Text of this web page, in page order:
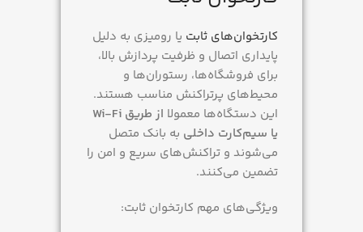
کارتخوان‌های ثابت یا رومیزی به دلیل
پایداری اتصال و ظرفیت پردازش بالا،
برای فروشگاه‌ها، رستوران‌ها و
محیط‌های پرتراکنش مناسب هستند.
این دستگاه‌ها معمولا
از طریق Wi-Fi
یا سیم‌کارت داخلی به بانک متصل
می‌شوند و تراکنش‌های سریع و امن را
تضمین می‌کنند.
ویژگی‌های مهم کارتخوان ثابت: